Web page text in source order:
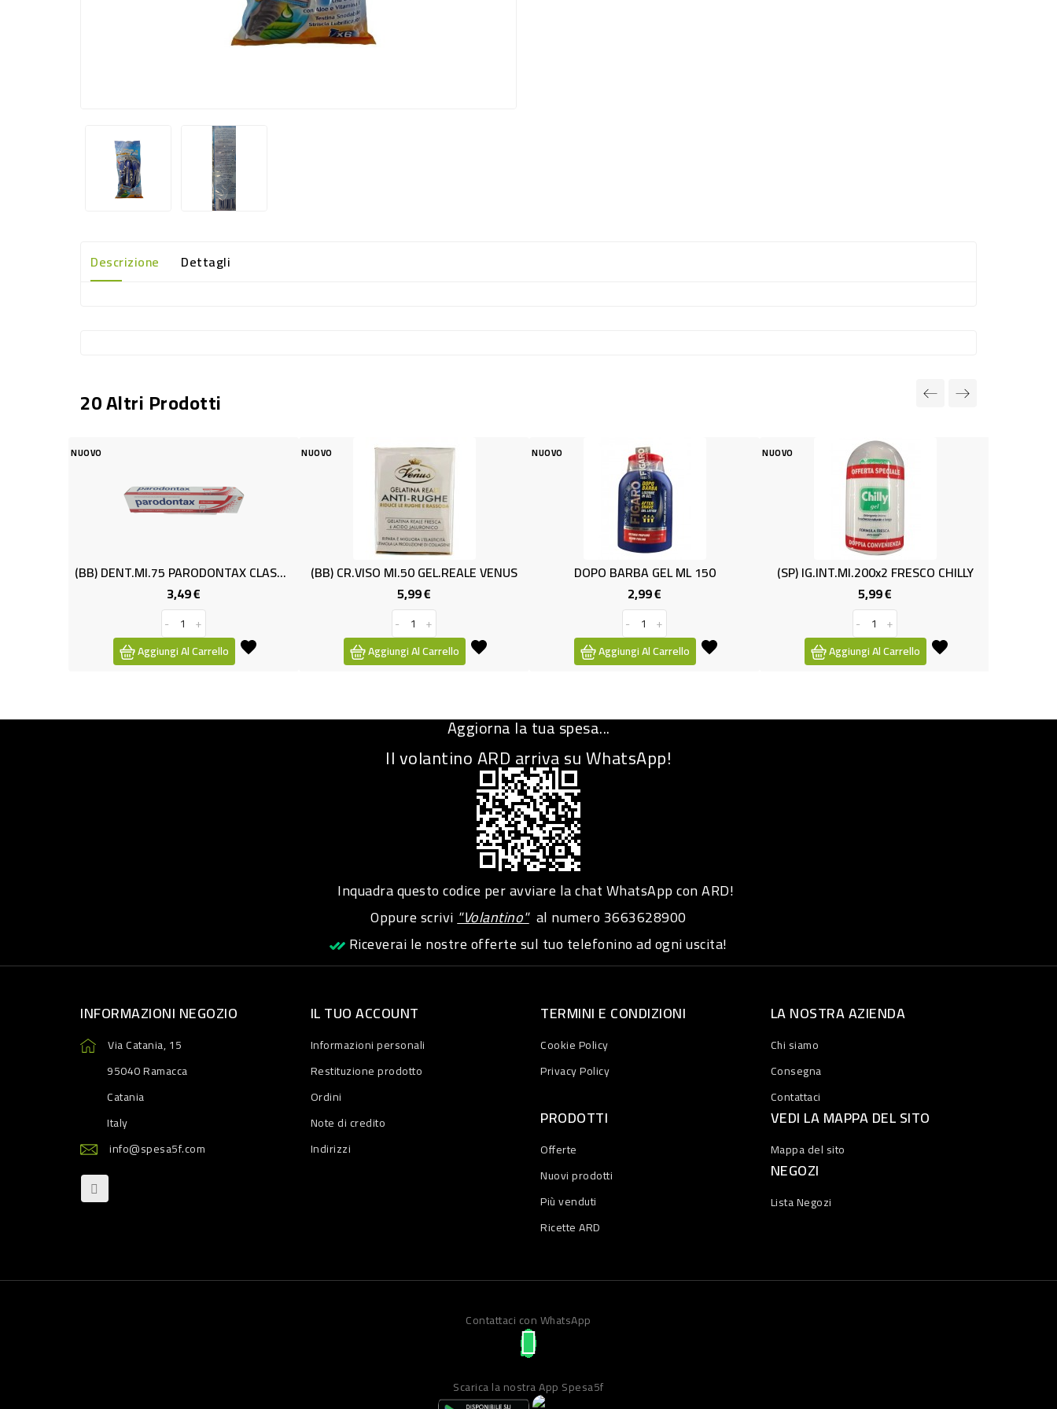
Descrizione Dettagli
20 Altri Prodotti
(BB) DENT.ml.75 PARODONTAX CLASSIC
Aggiungi Al Carrello
(BB) CR.VISO Ml.50 GEL.REALE VENUS
Aggiungi Al Carrello
NUOVO
DOPO BARBA GEL ML 150
Aggiungi Al Carrello
NUOVO
(SP) IG.INT.ml.200x2 FRESCO CHILLY
Aggiungi Al Carrello
NUOVO
Aggiorna la tua spesa...
Il volantino ARD arriva su WhatsApp!
Inquadra questo codice per avviare la chat WhatsApp con ARD!
Oppure scrivi"Volantino"al numero3663628900
Riceverai le nostre offerte sul tuo telefonino ad ogni uscita!
INFORMAZIONI NEGOZIO
Via Catania, 15
95040 Ramacca
Catania
Italy
info@spesa5f.com
IL TUO ACCOUNT
Informazioni personali
Restituzione prodotto
Ordini
Note di credito
Indirizzi
TERMINI E CONDIZIONI
Cookie Policy
Privacy Policy
LA NOSTRA AZIENDA
Chi siamo
Consegna
Contattaci
PRODOTTI
Offerte
Nuovi prodotti
Più venduti
Ricette ARD
VEDI LA MAPPA DEL SITO
Mappa del sito
NEGOZI
Lista Negozi
Contattaci con WhatsApp
Scarica la nostra App Spesa5f